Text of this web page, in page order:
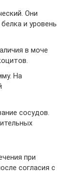
Они
и уровень
в моче
На
сосудов.
при
согласия с